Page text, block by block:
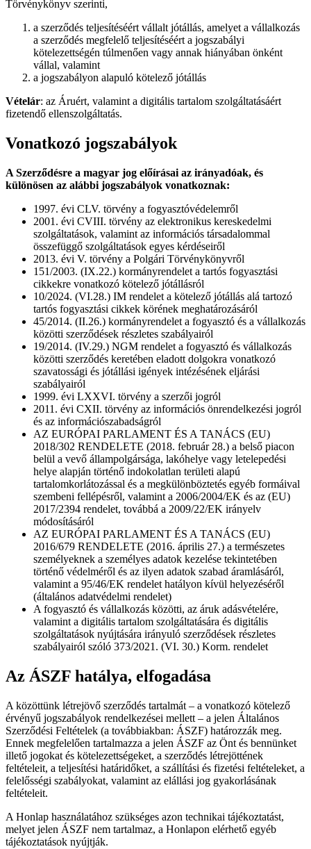
Törvénykönyv szerinti,
a szerződés teljesítéséért vállalt jótállás, amelyet a vállalkozás
a szerződés megfelelő teljesítéséért a jogszabályi
kötelezettségén túlmenően vagy annak hiányában önként
vállal, valamint
a jogszabályon alapuló kötelező jótállás
Vételár: az Áruért, valamint a digitális tartalom szolgáltatásáért
fizetendő ellenszolgáltatás.
Vonatkozó jogszabályok
A Szerződésre a magyar jog előírásai az irányadóak, és
különösen az alábbi jogszabályok vonatkoznak:
1997. évi CLV. törvény a fogyasztóvédelemről
2001. évi CVIII. törvény az elektronikus kereskedelmi
szolgáltatások, valamint az információs társadalommal
összefüggő szolgáltatások egyes kérdéseiről
2013. évi V. törvény a Polgári Törvénykönyvről
151/2003. (IX.22.) kormányrendelet a tartós fogyasztási
cikkekre vonatkozó kötelező jótállásról
10/2024. (VI.28.) IM rendelet a kötelező jótállás alá tartozó
tartós fogyasztási cikkek körének meghatározásáról
45/2014. (II.26.) kormányrendelet a fogyasztó és a vállalkozás
közötti szerződések részletes szabályairól
19/2014. (IV.29.) NGM rendelet a fogyasztó és vállalkozás
közötti szerződés keretében eladott dolgokra vonatkozó
szavatossági és jótállási igények intézésének eljárási
szabályairól
1999. évi LXXVI. törvény a szerzői jogról
2011. évi CXII. törvény az információs önrendelkezési jogról
és az információszabadságról
AZ EURÓPAI PARLAMENT ÉS A TANÁCS (EU)
2018/302 RENDELETE (2018. február 28.) a belső piacon
belül a vevő állampolgársága, lakóhelye vagy letelepedési
helye alapján történő indokolatlan területi alapú
tartalomkorlátozással és a megkülönböztetés egyéb formáival
szembeni fellépésről, valamint a 2006/2004/EK és az (EU)
2017/2394 rendelet, továbbá a 2009/22/EK irányelv
módosításáról
AZ EURÓPAI PARLAMENT ÉS A TANÁCS (EU)
2016/679 RENDELETE (2016. április 27.) a természetes
személyeknek a személyes adatok kezelése tekintetében
történő védelméről és az ilyen adatok szabad áramlásáról,
valamint a 95/46/EK rendelet hatályon kívül helyezéséről
(általános adatvédelmi rendelet)
A fogyasztó és vállalkozás közötti, az áruk adásvételére,
valamint a digitális tartalom szolgáltatására és digitális
szolgáltatások nyújtására irányuló szerződések részletes
szabályairól szóló 373/2021. (VI. 30.) Korm. rendelet
Az ÁSZF hatálya, elfogadása
A közöttünk létrejövő szerződés tartalmát – a vonatkozó kötelező
érvényű jogszabályok rendelkezései mellett – a jelen Általános
Szerződési Feltételek (a továbbiakban: ÁSZF) határozzák meg.
Ennek megfelelően tartalmazza a jelen ÁSZF az Önt és bennünket
illető jogokat és kötelezettségeket, a szerződés létrejöttének
feltételeit, a teljesítési határidőket, a szállítási és fizetési feltételeket, a
felelősségi szabályokat, valamint az elállási jog gyakorlásának
feltételeit.
A Honlap használatához szükséges azon technikai tájékoztatást,
melyet jelen ÁSZF nem tartalmaz, a Honlapon elérhető egyéb
tájékoztatások nyújtják.